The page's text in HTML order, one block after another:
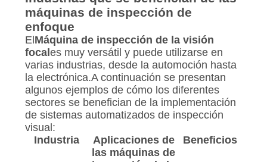
máquinas de inspección de
enfoque
ElMáquina de inspección de la visión
focales muy versátil y puede utilizarse en
varias industrias, desde la automoción hasta
la electrónica.A continuación se presentan
algunos ejemplos de cómo los diferentes
sectores se benefician de la implementación
de sistemas automatizados de inspección
visual:
Industria
Aplicaciones de
las máquinas de
Beneficios